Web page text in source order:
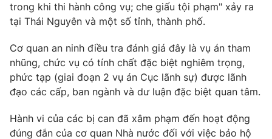
Góc doanh nghiệp
Truyền hình
Hậu trường
Nhân vật
Giải sao mai
Giải trí
Điện ảnh
Âm nhạc
Sao
Đời sống
Làm đẹp
Giáo dục
trong khi thi hành công vụ; che giấu tội phạm" xảy ra
tại Thái Nguyên và một số tỉnh, thành phố.
Cơ quan an ninh điều tra đánh giá đây là vụ án tham
nhũng, chức vụ có tính chất đặc biệt nghiêm trọng,
phức tạp (giai đoạn 2 vụ án Cục lãnh sự) được lãnh
đạo các cấp, ban ngành và dư luận đặc biệt quan tâm.
Hành vi của các bị can đã xâm phạm đến hoạt động
đúng đắn của cơ quan Nhà nước đối với việc bảo hộ